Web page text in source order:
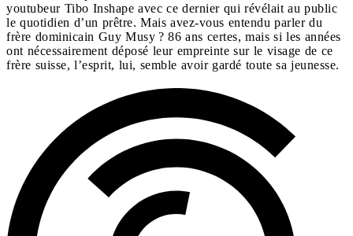
youtubeur Tibo Inshape avec ce dernier qui révélait au public
le quotidien d’un prêtre. Mais avez-vous entendu parler du
frère dominicain Guy Musy ? 86 ans certes, mais si les années
ont nécessairement déposé leur empreinte sur le visage de ce
frère suisse, l’esprit, lui, semble avoir gardé toute sa jeunesse.